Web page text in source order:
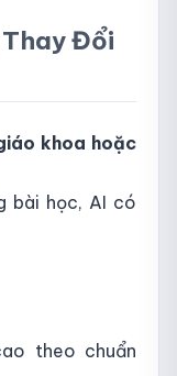
Đổi
khoa hoặc
bài học, AI có
theo chuẩn